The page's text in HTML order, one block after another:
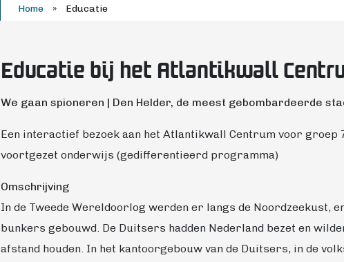
Home » Educatie
Educatie bij het Atlantikwall
We gaan spioneren | Den Helder, de meest
Een interactief bezoek aan het Atlantikwall Centrum voor groep
voortgezet onderwijs (gedifferentieerd programma)
Omschrijving
In de Tweede Wereldoorlog werden er langs de Noordzeekust,
bunkers gebouwd. De Duitsers hadden Nederland bezet en
afstand houden. In het kantoorgebouw van de Duitsers, in de